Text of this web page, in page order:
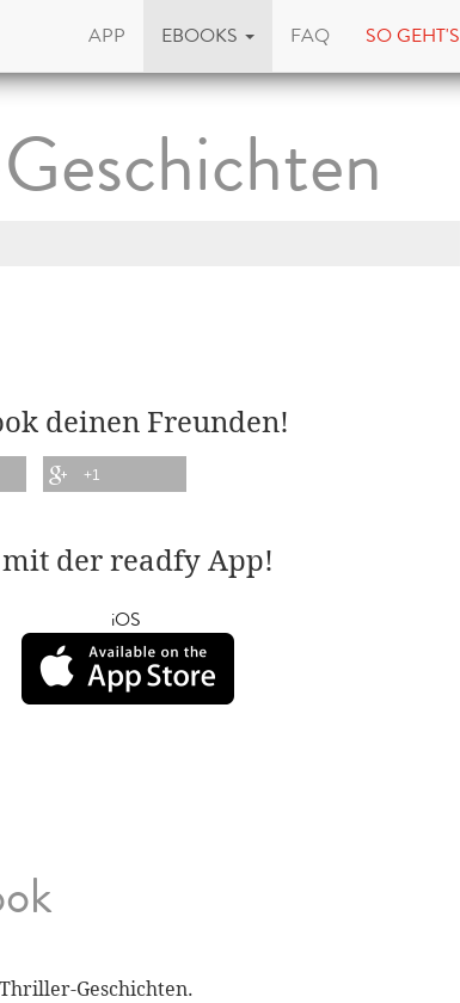
APP EBOOKS FAQ SO GEHT'S
deinen Freunden!
+1
mit der readfy App!
iOS
Geschichten.